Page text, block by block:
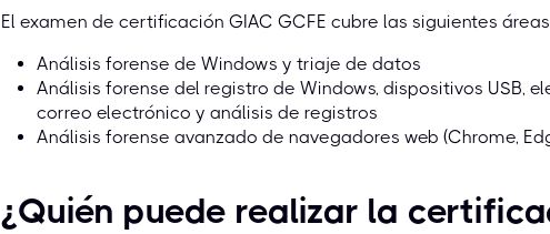
El examen de certificación GIAC GCFE cubre las siguientes
Análisis forense de Windows y triaje de datos
Análisis forense del registro de Windows, dispositivos USB,
correo electrónico y análisis de registros
Análisis forense avanzado de navegadores web (Chrome,
¿Quién puede realizar la